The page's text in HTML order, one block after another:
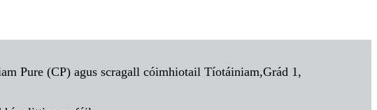
Pure (CP) agus scragall cóimhiotail Tíotáiniam,Grád 1,